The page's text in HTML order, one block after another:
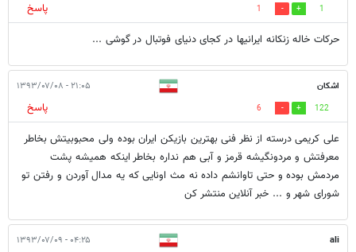
1
1
پاسخ
حرکات خاله زنکانه ایرانیها در کجای دنیای فوتبال در گوشی ...
اشکان ۲۱:۰۵ - ۱۳۹۳/۰۷/۰۸
122
6
پاسخ
علی کریمی درسته از نظر فنی بهترین بازیکن ایران بوده ولی محبوبیتش بخاطر
معرفتش و مردونگیشه قرمز و آبی هم نداره بخاطر اینکه همیشه پشت
مردمش بوده و حتی تاوانشم داده نه مث اونایی که یه مدال آوردن و رفتن تو
شورای شهر و ... خبر آنلاین منتشر کن
ali ۰۴:۲۵ - ۱۳۹۳/۰۷/۰۹